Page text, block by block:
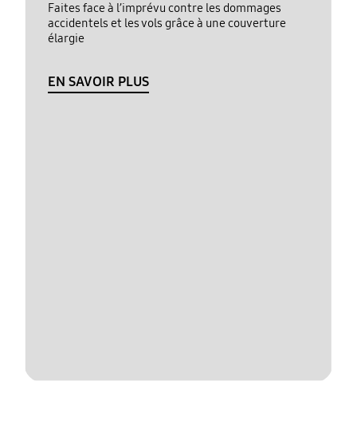
Faites face à l’imprévu contre les dommages
accidentels et les vols grâce à une couverture
élargie
EN SAVOIR PLUS